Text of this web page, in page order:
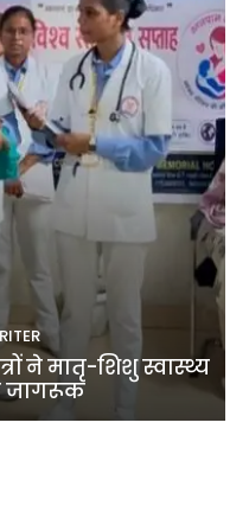
ने मातृ-शिशु स्वास्थ्य
जागरूक